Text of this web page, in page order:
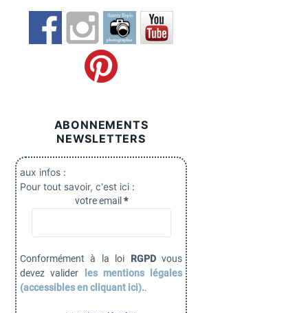
ABONNEMENTS
NEWSLETTERS
aux infos :
Pour tout savoir, c'est ici :
votre email *
Conformément à la loi RGPDvous
devez valider
les mentions légales
(accessibles en cliquant ici)..